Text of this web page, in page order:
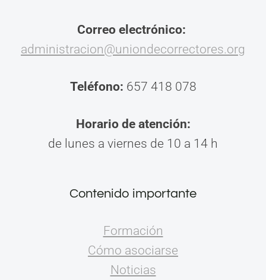
Correo electrónico:
administracion@uniondecorrectores.org
Teléfono: 657 418 078
Horario de atención:
de lunes a viernes de 10 a 14 h
Contenido importante
Formación
Cómo asociarse
Noticias